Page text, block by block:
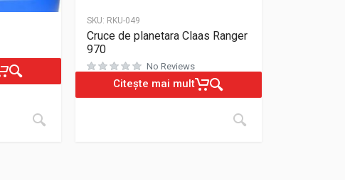
SKU: RKU-049
Cruce de planetara Claas Ranger
970
No Reviews
Citește mai mult